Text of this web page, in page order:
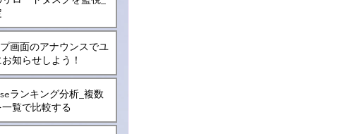
画面のアナウンスでユ
知らせしよう！
ランキング分析_複数
覧で比較する